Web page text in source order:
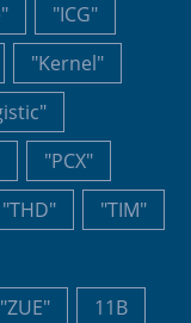
"ICG"
"Kernel"
"PCX"
"THD"
"TIM"
"ZUE"
11B